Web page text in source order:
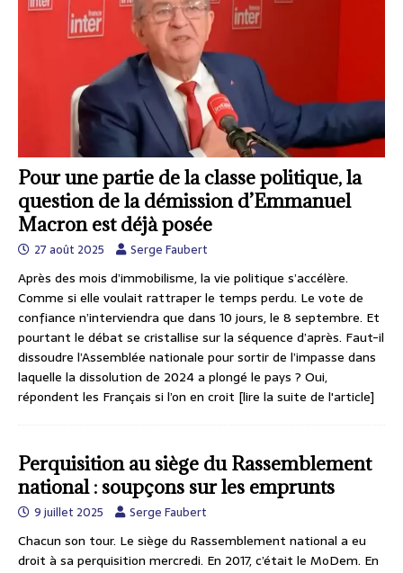
Pour une partie de la classe politique, la
question de la démission d’Emmanuel
Macron est déjà posée
27 août 2025 Serge Faubert
Après des mois d’immobilisme, la vie politique s’accélère.
Comme si elle voulait rattraper le temps perdu. Le vote de
confiance n’interviendra que dans 10 jours, le 8 septembre. Et
pourtant le débat se cristallise sur la séquence d’après. Faut-il
dissoudre l’Assemblée nationale pour sortir de l’impasse dans
laquelle la dissolution de 2024 a plongé le pays ? Oui,
répondent les Français si l’on en croit [lire la suite de l'article]
Perquisition au siège du Rassemblement
national : soupçons sur les emprunts
9 juillet 2025 Serge Faubert
Chacun son tour. Le siège du Rassemblement national a eu
droit à sa perquisition mercredi. En 2017, c’était le MoDem. En